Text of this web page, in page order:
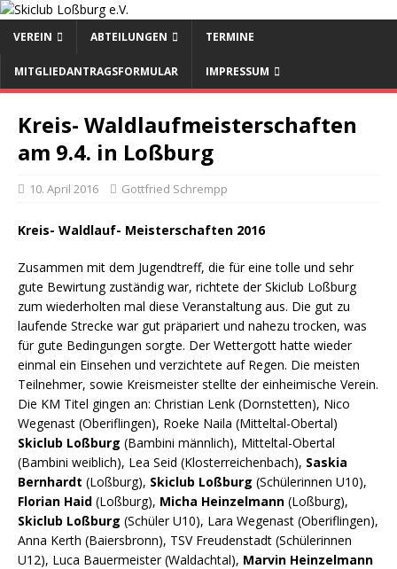
VEREIN ABTEILUNGEN TERMINE
MITGLIEDANTRAGSFORMULAR IMPRESSUM
Kreis- Waldlaufmeisterschaften
am 9.4. in Loßburg
10. April 2016 Gottfried Schrempp
Kreis- Waldlauf- Meisterschaften 2016
Zusammen mit dem Jugendtreff, die für eine tolle und sehr
gute Bewirtung zuständig war, richtete der Skiclub Loßburg
zum wiederholten mal diese Veranstaltung aus. Die gut zu
laufende Strecke war gut präpariert und nahezu trocken, was
für gute Bedingungen sorgte. Der Wettergott hatte wieder
einmal ein Einsehen und verzichtete auf Regen. Die meisten
Teilnehmer, sowie Kreismeister stellte der einheimische Verein.
Die KM Titel gingen an: Christian Lenk (Dornstetten), Nico
Wegenast (Oberiflingen), Roeke Naila (Mitteltal-Obertal)
Skiclub Loßburg (Bambini männlich), Mitteltal-Obertal
(Bambini weiblich), Lea Seid (Klosterreichenbach), Saskia
Bernhardt (Loßburg), Skiclub Loßburg (Schülerinnen U10),
Florian Haid (Loßburg), Micha Heinzelmann (Loßburg),
Skiclub Loßburg (Schüler U10), Lara Wegenast (Oberiflingen),
Anna Kerth (Baiersbronn), TSV Freudenstadt (Schülerinnen
U12), Luca Bauermeister (Waldachtal), Marvin Heinzelmann